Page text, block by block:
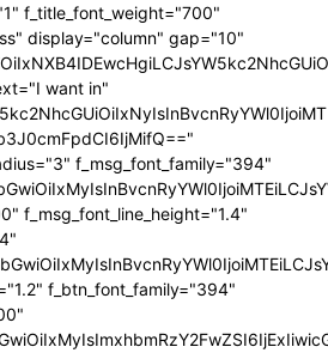
f_title_font_weight="700"
display="column" gap="10"
want in"
f_msg_font_family="394"
f_msg_font_line_height="1.4"
f_btn_font_family="394"